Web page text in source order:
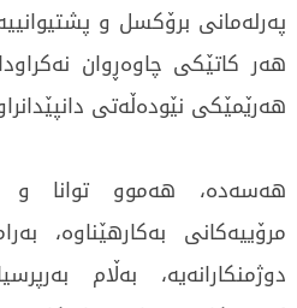
پەرلەمانى برۆكسل و
هەر كاتێكى چاوەڕوان
هەرێمێكى نێودەڵەتى
هەسەدە، هەموو توانا و
مرۆييەكانى بەكارهێناوە،
دوژمنكارانەيە، بەڵام